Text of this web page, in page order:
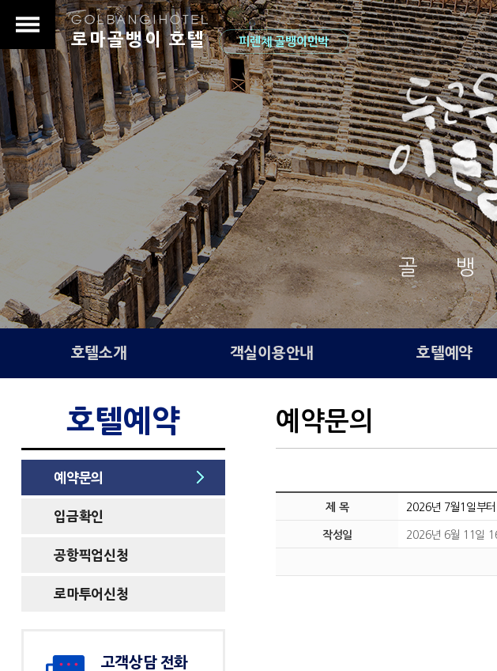
로마골뱅이 호텔 피렌체 골뱅이민박
골
호텔소개 객실이용안내 호텔예약
호텔예약
예약문의
입금확인
공항픽업신청
로마투어신청
고객상담 전화
예약문의
제 목 2026년 7월1일부
작성일 2026년 6월 11일